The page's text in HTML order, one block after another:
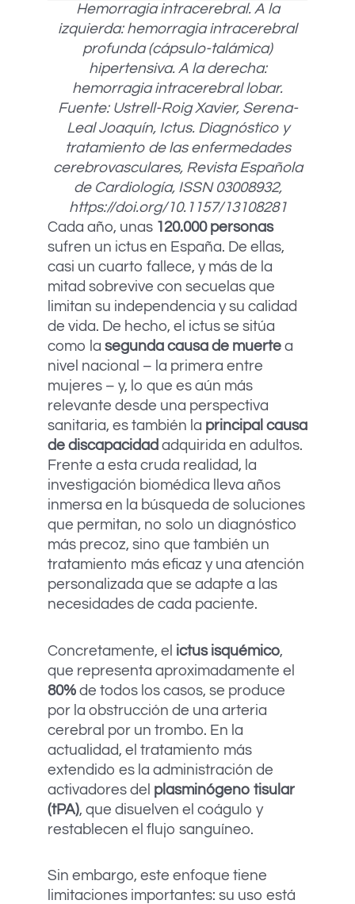
Hemorragia intracerebral. A la
izquierda: hemorragia intracerebral
profunda (cápsulo-talámica)
hipertensiva. A la derecha:
hemorragia intracerebral lobar.
Fuente: Ustrell-Roig Xavier, Serena-
Leal Joaquín, Ictus. Diagnóstico y
tratamiento de las enfermedades
cerebrovasculares, Revista Española
de Cardiología, ISSN 03008932,
https://doi.org/10.1157/13108281
Cada año, unas 120.000 personas
sufren un ictus en España. De ellas,
casi un cuarto fallece, y más de la
mitad sobrevive con secuelas que
limitan su independencia y su calidad
de vida. De hecho, el ictus se sitúa
como la segunda causa de muerte a
nivel nacional – la primera entre
mujeres – y, lo que es aún más
relevante desde una perspectiva
sanitaria, es también la principal causa
de discapacidad adquirida en adultos.
Frente a esta cruda realidad, la
investigación biomédica lleva años
inmersa en la búsqueda de soluciones
que permitan, no solo un diagnóstico
más precoz, sino que también un
tratamiento más eficaz y una atención
personalizada que se adapte a las
necesidades de cada paciente.
Concretamente, el ictus isquémico,
que representa aproximadamente el
80% de todos los casos, se produce
por la obstrucción de una arteria
cerebral por un trombo. En la
actualidad, el tratamiento más
extendido es la administración de
activadores del plasminógeno tisular
(tPA), que disuelven el coágulo y
restablecen el flujo sanguíneo.
Sin embargo, este enfoque tiene
limitaciones importantes: su uso está